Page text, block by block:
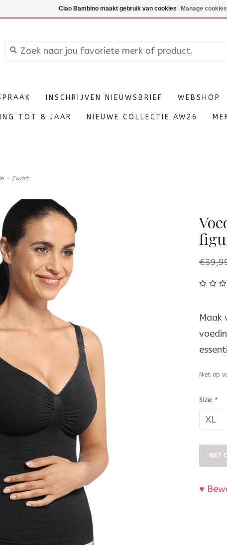
Maandag enkel op
INSCHRIJVEN NIEUWSBRIEF WEBSHOP
TOT 8 JAAR NIEUWE COLLECTIE AW26
- Zwart
Maak
Niet op
Size: *
NIET
♥
Ciao Bambino maakt gebruik van cookies Manage cookies